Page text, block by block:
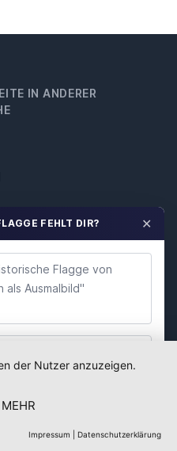
IN ANDERER
FEHLT DIR? ✕
der Nutzer anzuzeigen.
MEHR
Impressum Datenschutzerklärung